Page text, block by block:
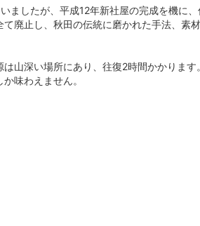
ましたが、平成12年新社屋の完成を機に
廃止し、秋田の伝統に磨かれた手法、素
山深い場所にあり、往復2時間かかります
味わえません。